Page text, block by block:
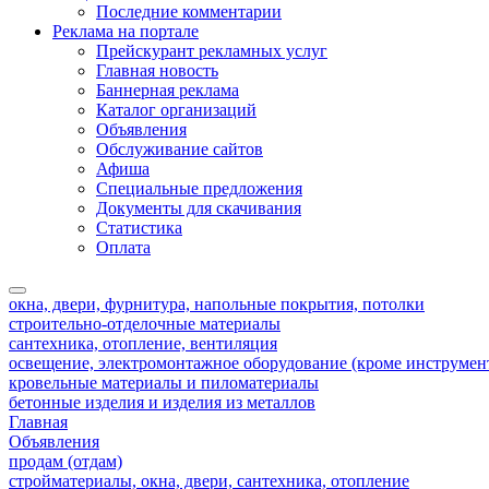
Последние комментарии
Реклама на портале
Прейскурант рекламных услуг
Главная новость
Баннерная реклама
Каталог организаций
Объявления
Обслуживание сайтов
Афиша
Специальные предложения
Документы для скачивания
Статистика
Оплата
окна, двери, фурнитура, напольные покрытия, потолки
строительно-отделочные материалы
сантехника, отопление, вентиляция
освещение, электромонтажное оборудование (кроме
кровельные материалы и пиломатериалы
бетонные изделия и изделия из металлов
Главная
Объявления
продам (отдам)
стройматериалы, окна, двери, сантехника, отопление